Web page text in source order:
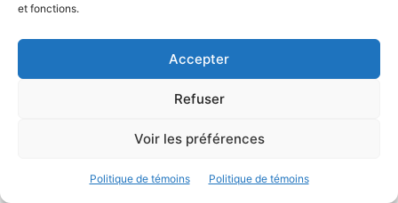
et fonctions.
Accepter
Refuser
Voir les préférences
Politique de témoins Politique de témoins
«j’ai tout perdu» nous raconte ces morceaux brisés,
Société.